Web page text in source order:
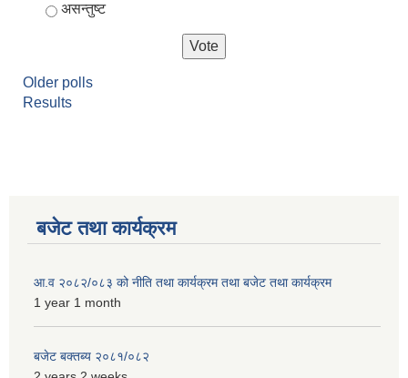
असन्तुष्ट
Older polls
Results
बजेट तथा कार्यक्रम
आ.व २०८२/०८३ को नीति तथा कार्यक्रम तथा बजेट तथा कार्यक्रम
1 year 1 month
बजेट बक्तब्य २०८१/०८२